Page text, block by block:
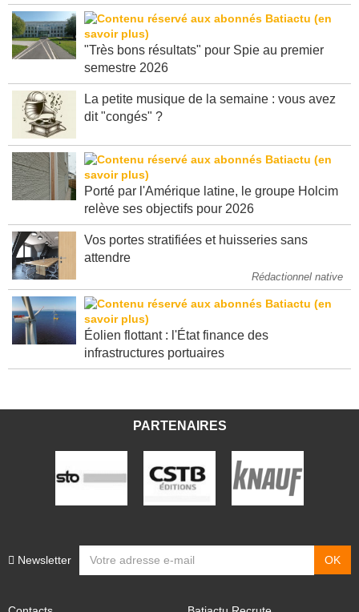
"Très bons résultats" pour Spie au premier
semestre 2026
La petite musique de la semaine : vous avez
dit "congés" ?
Porté par l'Amérique latine, le groupe Holcim
relève ses objectifs pour 2026
Vos portes stratifiées et huisseries sans
attendre
Rédactionnel native
Éolien flottant : l'État finance des
infrastructures portuaires
PARTENAIRES
Newsletter